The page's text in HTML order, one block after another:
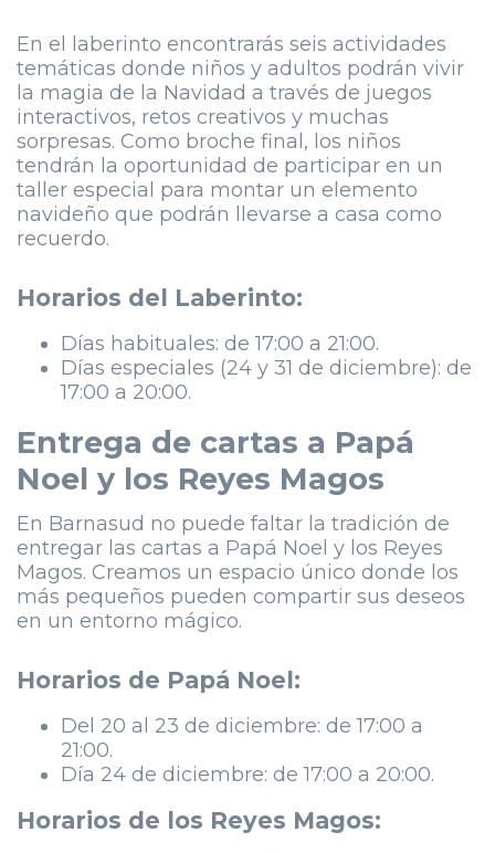
En el laberinto encontrarás seis actividades
temáticas donde niños y adultos podrán vivir
la magia de la Navidad a través de juegos
interactivos, retos creativos y muchas
sorpresas. Como broche final, los niños
tendrán la oportunidad de participar en un
taller especial para montar un elemento
navideño que podrán llevarse a casa como
recuerdo.
Horarios del Laberinto:
Días habituales: de 17:00 a 21:00.
Días especiales (24 y 31 de diciembre): de
17:00 a 20:00.
Entrega de cartas a Papá
Noel y los Reyes Magos
En Barnasud no puede faltar la tradición de
entregar las cartas a Papá Noel y los Reyes
Magos. Creamos un espacio único donde los
más pequeños pueden compartir sus deseos
en un entorno mágico.
Horarios de Papá Noel:
Del 20 al 23 de diciembre: de 17:00 a
21:00.
Día 24 de diciembre: de 17:00 a 20:00.
Horarios de los Reyes Magos: